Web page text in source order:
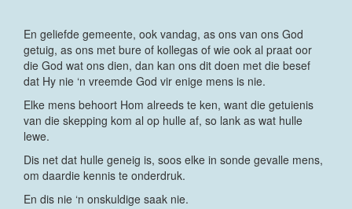
En geliefde gemeente, ook vandag, as ons van ons God
getuig, as ons met bure of kollegas of wie ook al praat oor
die God wat ons dien, dan kan ons dit doen met die besef
dat Hy nie ‘n vreemde God vir enige mens is nie.
Elke mens behoort Hom alreeds te ken, want die getuienis
van die skepping kom al op hulle af, so lank as wat hulle
lewe.
Dis net dat hulle geneig is, soos elke in sonde gevalle mens,
om daardie kennis te onderdruk.
En dis nie ‘n onskuldige saak nie.